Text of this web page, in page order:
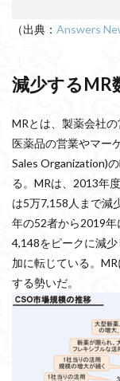
（出典： Answers
減少するMR
MRとは、製薬会社
医薬品の営業やマー
Sales Organization)
る。MRは、2013年
は5万7,158人まで減
年の52者から2019
4,148をピークに減
加に転じている。
する勢いだ。